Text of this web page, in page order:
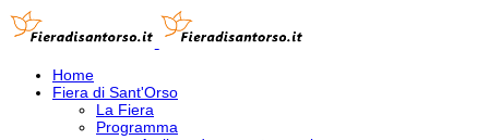
Home
Fiera di Sant'Orso
La Fiera
Programma